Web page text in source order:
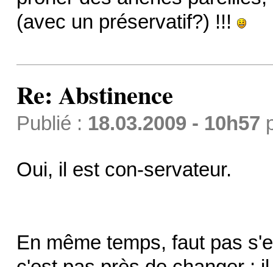
(avec un préservatif?) !!!
Re: Abstinence
Publié : 18.03.2009 - 10h57
Oui, il est con-servateur.
En même temps, faut pas